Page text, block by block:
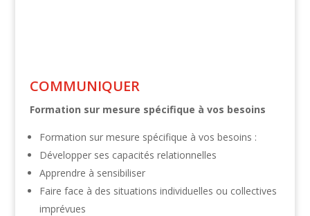
COMMUNIQUER
Formation sur mesure spécifique à vos besoins
Formation sur mesure spécifique à vos besoins :
Développer ses capacités relationnelles
Apprendre à sensibiliser
Faire face à des situations individuelles ou collectives
imprévues